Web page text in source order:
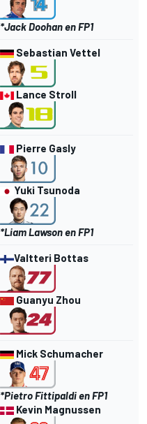
*Jack Doohan en FP1
Sebastian Vettel
Lance Stroll
Pierre Gasly
Yuki Tsunoda
*Liam Lawson en FP1
Valtteri Bottas
Guanyu Zhou
Mick Schumacher
*Pietro Fittipaldi en FP1
Kevin Magnussen